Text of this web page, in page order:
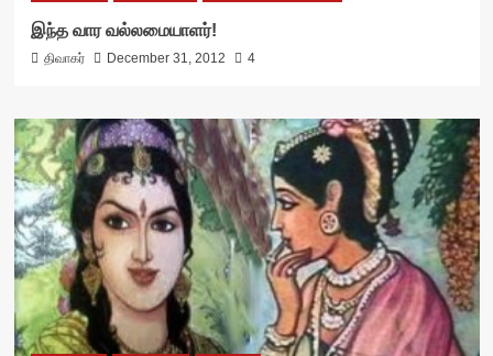
இந்த வார வல்லமையாளர்!
திவாகர் December 31, 2012 4